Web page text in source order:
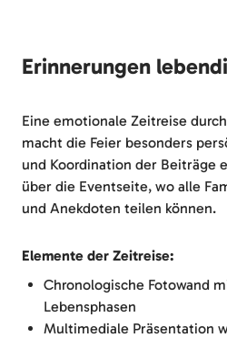
Erinnerungen
Eine emotionale Zeitreise
macht die Feier besonders
und Koordination der Beiträge
über die Eventseite, wo alle
und Anekdoten teilen können.
Elemente der Zeitreise:
Chronologische Fotowand
Lebensphasen
Multimediale Präsentation